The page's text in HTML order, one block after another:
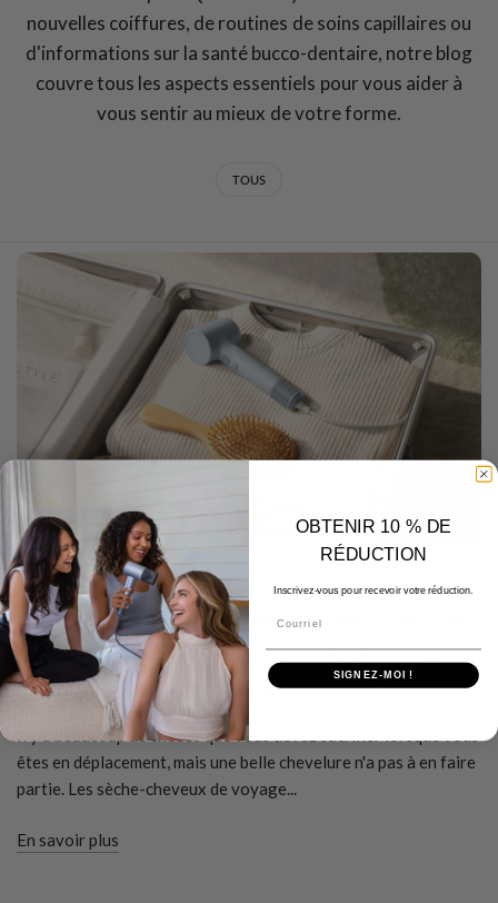
nouvelles coiffures, de routines de soins capillaires ou
d'informations sur la santé bucco-dentaire, notre blog
couvre tous les aspects essentiels pour vous aider à
vous sentir au mieux de votre forme.
TOUS
JANUARY 13 2026
Comment trouver le meilleur sèche-
cheveux de voyage pour se coiffer
sans effort en déplacement ?
Il y a beaucoup de choses que vous devez sacrifier lorsque vous
êtes en déplacement, mais une belle chevelure n'a pas à en faire
partie. Les sèche-cheveux de voyage...
En savoir plus
OBTENIR 10 % DE
RÉDUCTION
Inscrivez-vous pour recevoir votre réduction.
SIGNEZ-MOI !